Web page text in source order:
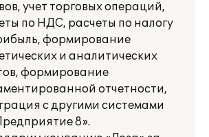
учет торговых операций,
по НДС, расчеты по налогу
формирование
и аналитических
формирование
отчетности,
с другими системами
8».